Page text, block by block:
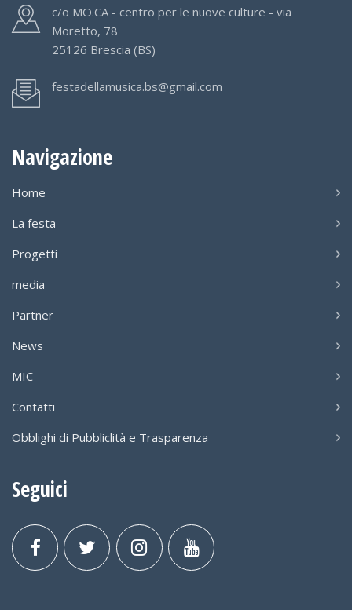
c/o MO.CA - centro per le nuove culture - via
Moretto, 78
25126 Brescia (BS)
festadellamusica.bs@gmail.com
Navigazione
Home
La festa
Progetti
media
Partner
News
MIC
Contatti
Obblighi di Pubbliclità e Trasparenza
Seguici